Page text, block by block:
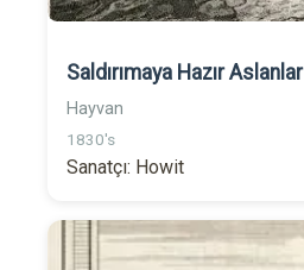
Saldırımaya Hazır Aslanlar
Hayvan
1830's
Sanatçı: Howit